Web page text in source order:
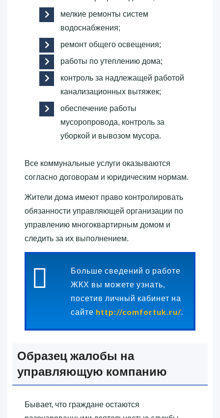
мелкие ремонты систем
водоснабжения;
ремонт общего освещения;
работы по утеплению дома;
контроль за надлежащей работой
канализационных вытяжек;
обеспечение работы
мусоропровода, контроль за
уборкой и вывозом мусора.
Все коммунальные услуги оказываются
согласно договорам и юридическим нормам.
Жители дома имеют право контролировать
обязанности управляющей организации по
управлению многоквартирным домом и
следить за их выполнением.
Больше сведений о работе
ЖКХ вы можете узнать,
посетив личный кабинет на
сайте http://comfortuk.ru/.
Образец жалобы на
управляющую компанию
Бывает, что граждане остаются